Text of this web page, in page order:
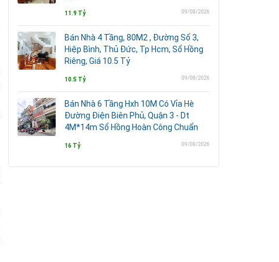
11.9 Tỷ 09/08/2026
Bán Nhà 4 Tầng, 80M2 , Đường Số 3,
Hiệp Bình, Thủ Đức, Tp Hcm, Sổ Hồng
Riêng, Giá 10.5 Tỷ
10.5 Tỷ 09/08/2026
Bán Nhà 6 Tầng Hxh 10M Có Vỉa Hè
Đường Điện Biên Phủ, Quận 3 - Dt
4M*14m Sổ Hồng Hoàn Công Chuẩn
16 Tỷ 09/08/2026